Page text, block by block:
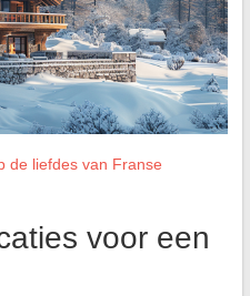
de liefdes van Franse
voor een